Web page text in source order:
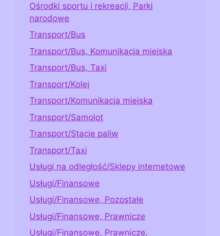
Ośrodki sportu i rekreacji, Parki
narodowe
Transport/Bus
Transport/Bus, Komunikacja miejska
Transport/Bus, Taxi
Transport/Kolej
Transport/Komunikacja miejska
Transport/Samolot
Transport/Stacje paliw
Transport/Taxi
Usługi na odległość/Sklepy internetowe
Usługi/Finansowe
Usługi/Finansowe, Pozostałe
Usługi/Finansowe, Prawnicze
Usługi/Finansowe, Prawnicze,